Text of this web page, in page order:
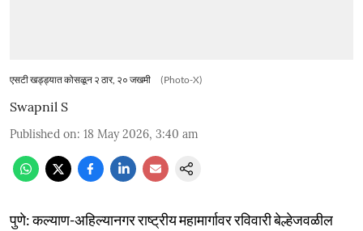
एसटी खड्ड्यात कोसळून २ ठार, २० जखमी (Photo-X)
Swapnil S
Published on: 18 May 2026, 3:40 am
पुणे: कल्याण-अहिल्यानगर राष्ट्रीय महामार्गावर रविवारी बेल्हेजवळील